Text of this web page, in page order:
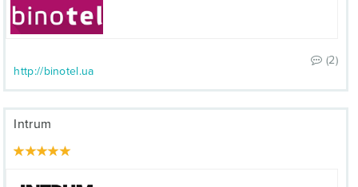
(2)
http://binotel.ua
Intrum